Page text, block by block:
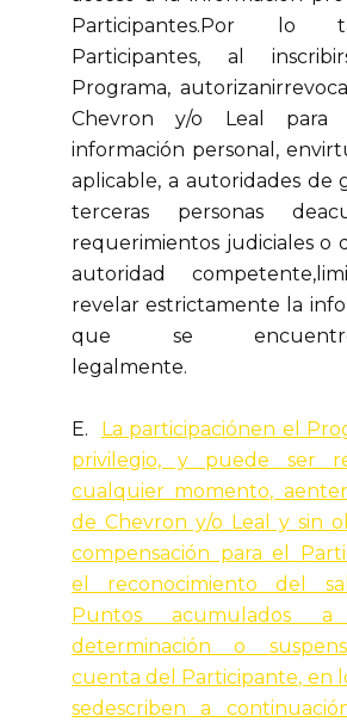
Participantes.Por lo
Participantes, al
Programa,
Chevron y/o Leal para
información personal,
aplicable, a autoridades de
terceras personas
requerimientos judiciales o
autoridad
revelar estrictamente la
que se
legalmente.
E. La participaciónen el
privilegio, y puede ser
cualquier momento,
de Chevron y/o Leal y sin
compensación para el
el reconocimiento del
Puntos acumulados
determinación o
cuenta del Participante, en
sedescriben a